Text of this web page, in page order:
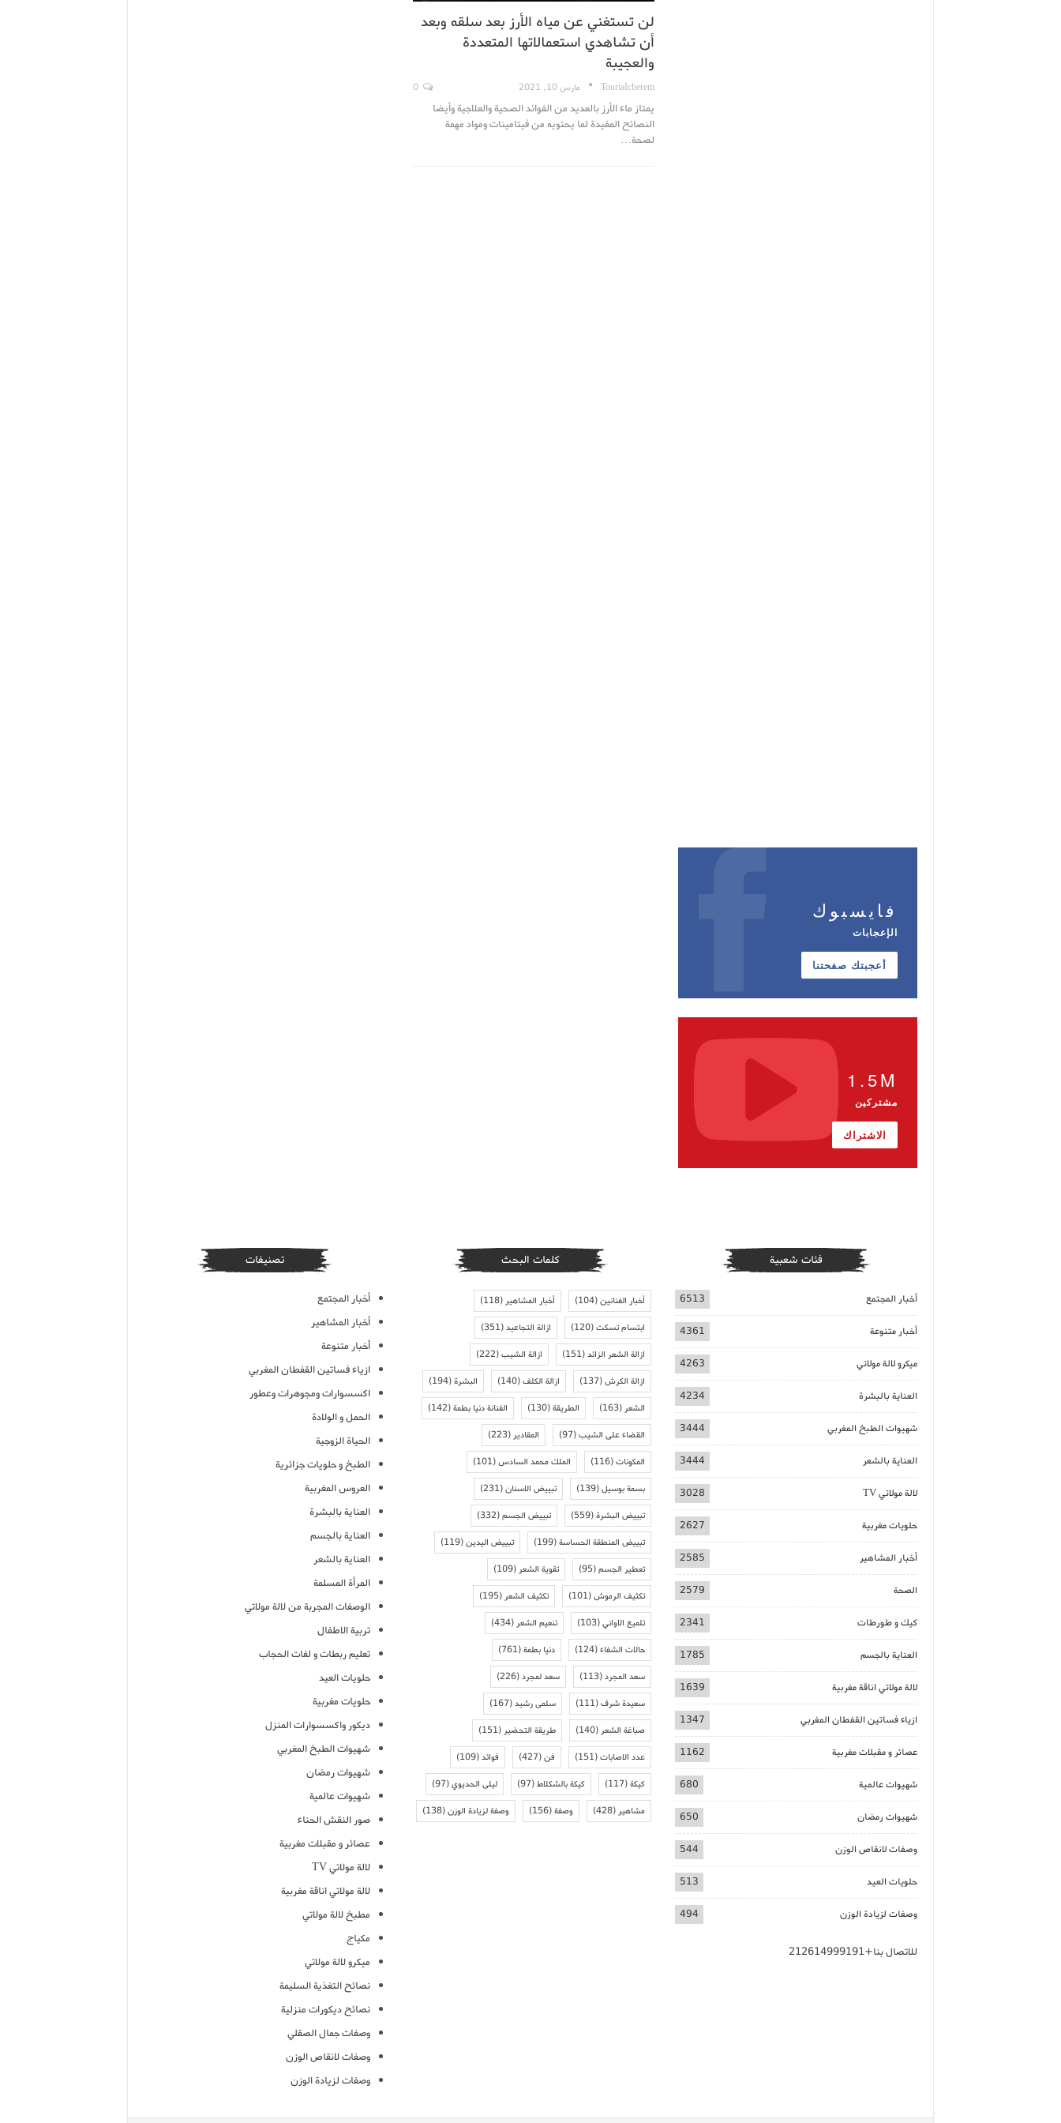
لن تستغني عن مياه الأرز بعد سلقه وبعد
أن تشاهدي استعمالاتها المتعددة
والعجيبة
TouriaIcherem مارس 10, 2021
يمتاز ماء الأرز بالعديد من الفوائد الصحية والعلاجية وأيضا
النصائح المفيدة لما يحتويه من فيتامينات ومواد مهمة
لصحة…
فايسبوك
الإعجابات
أعجبتك صفحتنا
1.5M
مشتركين
الاشتراك
فئات شعبية
أخبار المجتمع 6513
أخبار متنوعة 4361
ميكرو لالة مولاتي 4263
العناية بالبشرة 4234
شهيوات الطبخ المغربي 3444
العناية بالشعر 3444
لالة مولاتي TV 3028
حلويات مغربية 2627
أخبار المشاهير 2585
الصحة 2579
كيك و طورطات 2341
العناية بالجسم 1785
لالة مولاتي اناقة مغربية 1639
ازياء فساتين القفطان المغربي 1347
عصائر و مقبلات مغربية 1162
شهيوات عالمية 680
شهيوات رمضان 650
وصفات لانقاص الوزن 544
حلويات العيد 513
وصفات لزيادة الوزن 494
للاتصال بنا+212614999191
كلمات البحث
أخبار الفنانين(104) أخبار المشاهير(118)
ابتسام تسكت(120) ازالة التجاعيد(351)
ازالة الشعر الزائد(151) ازالة الشيب(222)
ازالة الكرش(137) ازالة الكلف(140) البشرة(194)
الشعر(163) الطريقة(130) الفنانة دنيا بطمة(142)
القضاء على الشيب(97) المقادير(223)
المكونات(116) الملك محمد السادس(101)
بسمة بوسيل(139) تبييض الاسنان(231)
تبييض البشرة(559) تبييض الجسم(332)
تبييض المنطقة الحساسة(199) تبييض اليدين(119)
تعطير الجسم(95) تقوية الشعر(109)
تكثيف الرموش(101) تكثيف الشعر(195)
تلميع الاواني(103) تنعيم الشعر(434)
حالات الشفاء(124) دنيا بطمة(761)
سعد المجرد(113) سعد لمجرد(226)
سعيدة شرف(111) سلمى رشيد(167)
صباغة الشعر(140) طريقة التحضير(151)
عدد الاصابات(151) فن(427) فوائد(109)
كيكة(117) كيكة بالشكلاط(97) ليلى الحديوي(97)
مشاهير(428) وصفة(156) وصفة لزيادة الوزن(138)
تصنيفات
أخبار المجتمع
أخبار المشاهير
أخبار متنوعة
ازياء فساتين القفطان المغربي
اكسسوارات ومجوهرات وعطور
الحمل و الولادة
الحياة الزوجية
الطبخ و حلويات جزائرية
العروس المغربية
العناية بالبشرة
العناية بالجسم
العناية بالشعر
المرأة المسلمة
الوصفات المجربة من لالة مولاتي
تربية الاطفال
تعليم ربطات و لفات الحجاب
حلويات العيد
حلويات مغربية
ديكور واكسسوارات المنزل
شهيوات الطبخ المغربي
شهيوات رمضان
شهيوات عالمية
صور النقش الحناء
عصائر و مقبلات مغربية
لالة مولاتي TV
لالة مولاتي اناقة مغربية
مطبخ لالة مولاتي
مكياج
ميكرو لالة مولاتي
نصائح التغذية السليمة
نصائح ديكورات منزلية
وصفات جمال الصقلي
وصفات لانقاص الوزن
وصفات لزيادة الوزن